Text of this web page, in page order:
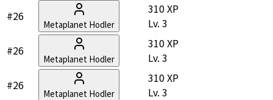
#26
Metaplanet Hodler
310 XP
Lv. 3
#26
Metaplanet Hodler
310 XP
Lv. 3
#26
Metaplanet Hodler
310 XP
Lv. 3